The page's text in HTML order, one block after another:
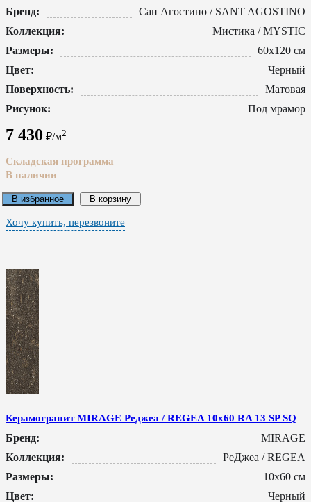
Бренд:
Сан Агостино / SANT AGOSTINO
Коллекция:
Мистика / MYSTIC
Размеры:
60x120 см
Цвет:
Черный
Поверхность:
Матовая
Рисунок:
Под мрамор
7 430 ₽/м2
Складская программа
В наличии
В избранное В корзину
Хочу купить, перезвоните
Керамогранит MIRAGE Реджеа / REGEA 10x60 RA 13 SP SQ
Бренд:
MIRAGE
Коллекция:
РеДжеа / REGEA
Размеры:
10x60 см
Цвет:
Черный